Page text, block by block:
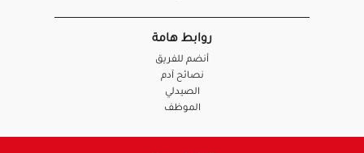
روابط هامة
أنضم للفريق
نصائح آدم
الصيدلي
الموظف